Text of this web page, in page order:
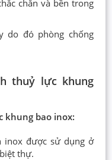
chắn và bền trong
do đó phòng chống
thuỷ lực khung
khung bao inox:
inox được sử dụng ở
thự.